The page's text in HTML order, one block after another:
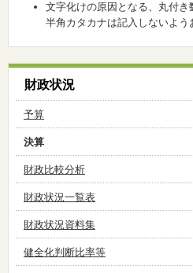
文字化けの原因となる、丸付
半角カタカナは記入しないよう
財政状況
予算
決算
財政比較分析
財政状況一覧表
財政状況資料集
健全化判断比率等